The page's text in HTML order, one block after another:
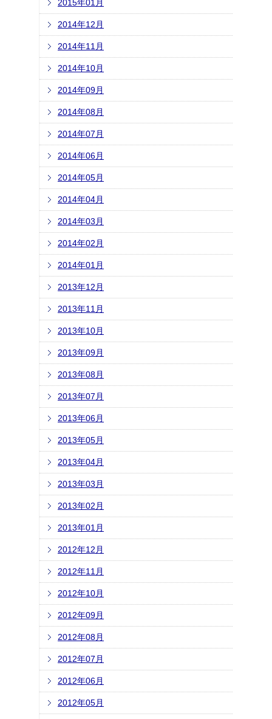
2015年01月
2014年12月
2014年11月
2014年10月
2014年09月
2014年08月
2014年07月
2014年06月
2014年05月
2014年04月
2014年03月
2014年02月
2014年01月
2013年12月
2013年11月
2013年10月
2013年09月
2013年08月
2013年07月
2013年06月
2013年05月
2013年04月
2013年03月
2013年02月
2013年01月
2012年12月
2012年11月
2012年10月
2012年09月
2012年08月
2012年07月
2012年06月
2012年05月